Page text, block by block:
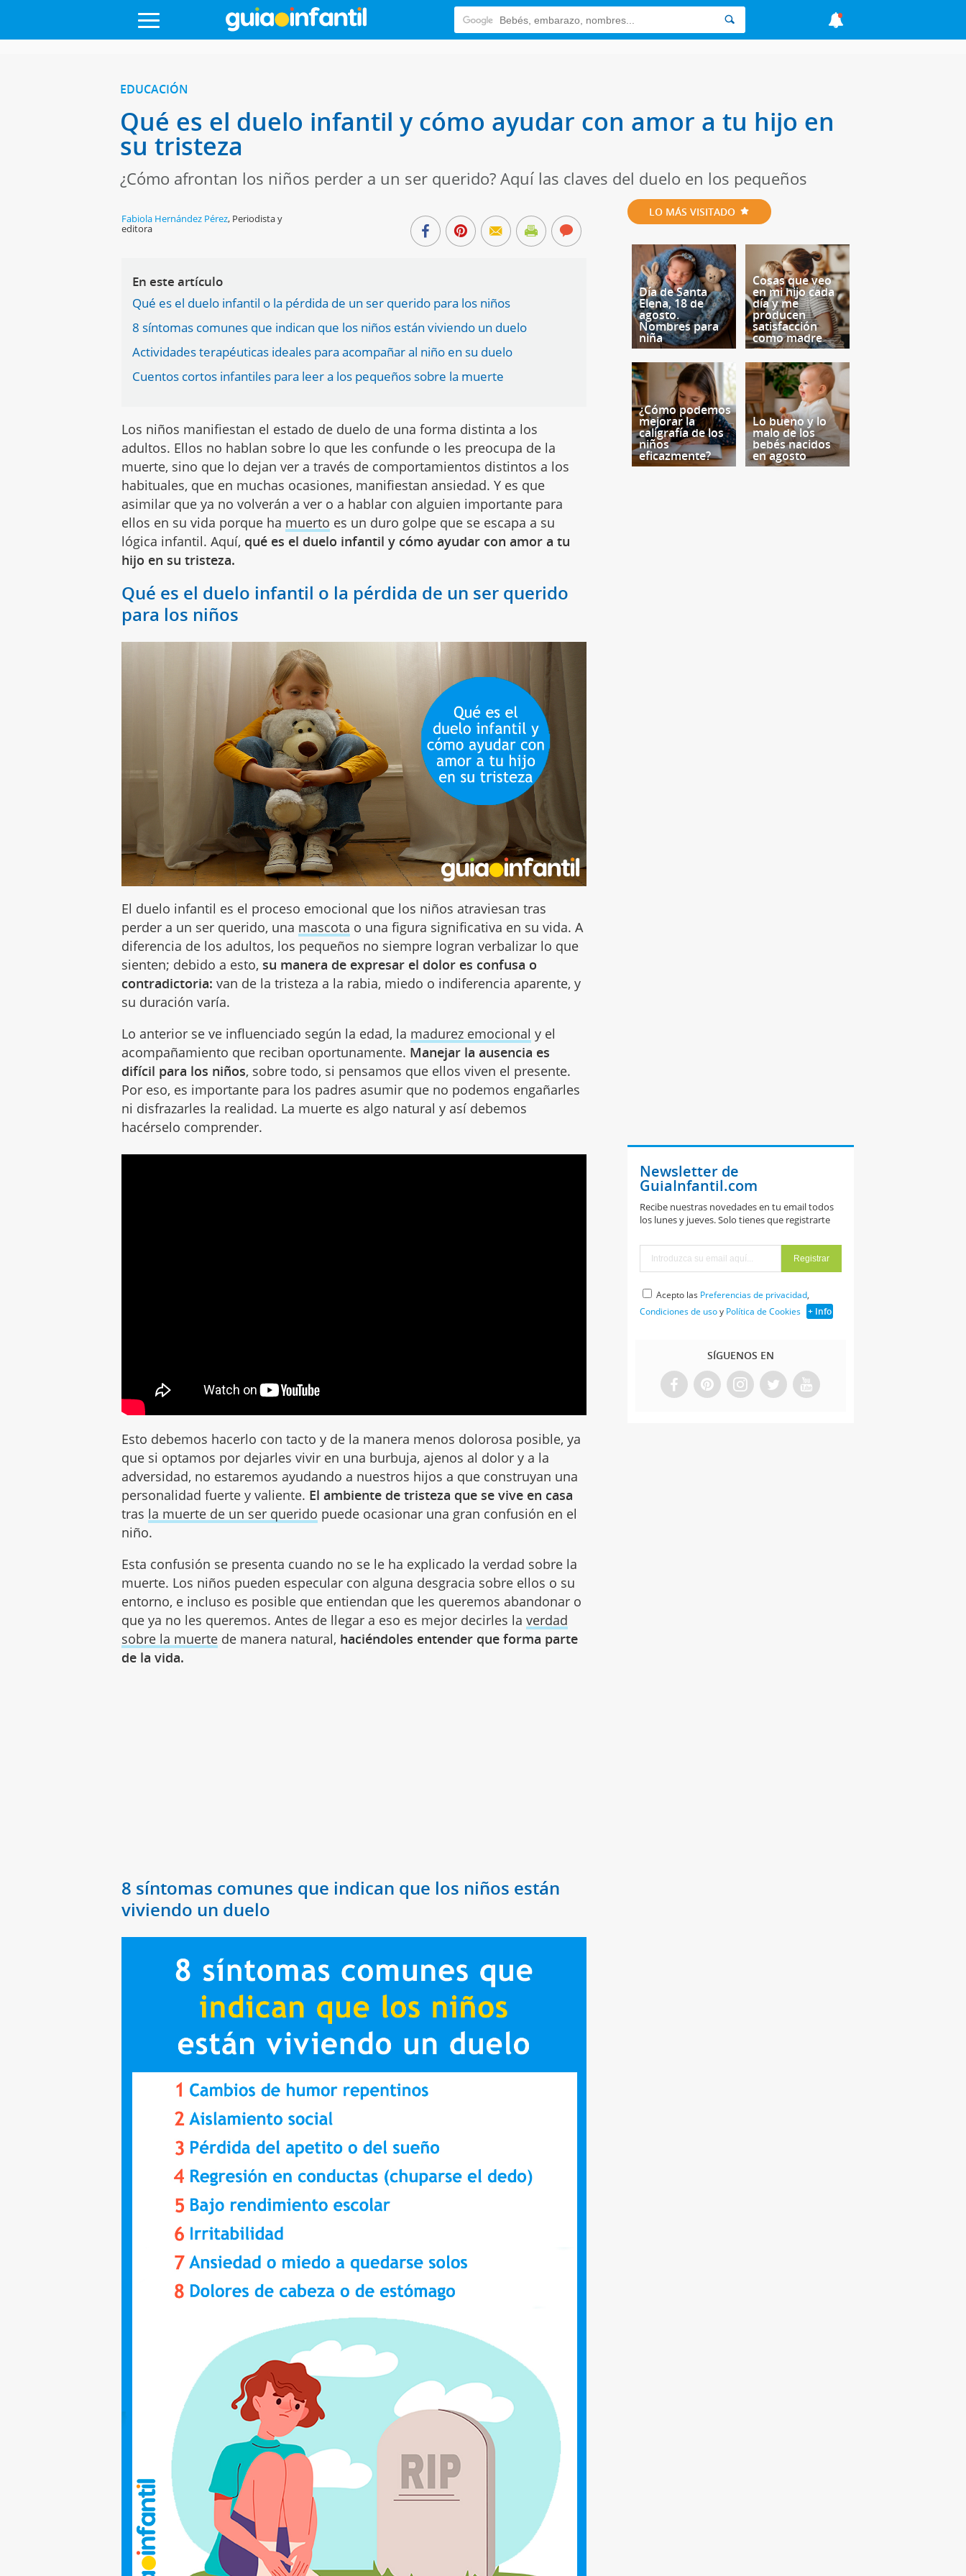
EDUCACIÓN
Qué es el duelo infantil y cómo ayudar con amor a tu hijo en
su tristeza
¿Cómo afrontan los niños perder a un ser querido? Aquí las claves del duelo en los pequeños
Fabiola Hernández Pérez, Periodista y
editora
En este artículo
Qué es el duelo infantil o la pérdida de un ser querido para los niños
8 síntomas comunes que indican que los niños están viviendo un duelo
Actividades terapéuticas ideales para acompañar al niño en su duelo
Cuentos cortos infantiles para leer a los pequeños sobre la muerte
Los niños manifiestan el estado de duelo de una forma distinta a los
adultos. Ellos no hablan sobre lo que les confunde o les preocupa de la
muerte, sino que lo dejan ver a través de comportamientos distintos a los
habituales, que en muchas ocasiones, manifiestan ansiedad. Y es que
asimilar que ya no volverán a ver o a hablar con alguien importante para
ellos en su vida porque ha muerto es un duro golpe que se escapa a su
lógica infantil. Aquí, qué es el duelo infantil y cómo ayudar con amor a tu
hijo en su tristeza.
Qué es el duelo infantil o la pérdida de un ser querido
para los niños
El duelo infantil es el proceso emocional que los niños atraviesan tras
perder a un ser querido, una mascota o una figura significativa en su vida. A
diferencia de los adultos, los pequeños no siempre logran verbalizar lo que
sienten; debido a esto,su manera de expresar el dolor es confusa o
contradictoria: van de la tristeza a la rabia, miedo o indiferencia aparente, y
su duración varía.
Lo anterior se ve influenciado según la edad, la madurez emocional y el
acompañamiento que reciban oportunamente. Manejar la ausencia es
difícil para los niños, sobre todo, si pensamos que ellos viven el presente.
Por eso, es importante para los padres asumir que no podemos engañarles
ni disfrazarles la realidad. La muerte es algo natural y así debemos
hacérselo comprender.
Esto debemos hacerlo con tacto y de la manera menos dolorosa posible, ya
que si optamos por dejarles vivir en una burbuja, ajenos al dolor y a la
adversidad, no estaremos ayudando a nuestros hijos a que construyan una
personalidad fuerte y valiente. El ambiente de tristeza que se vive en casa
tras la muerte de un ser querido puede ocasionar una gran confusión en el
niño.
Esta confusión se presenta cuando no se le ha explicado la verdad sobre la
muerte. Los niños pueden especular con alguna desgracia sobre ellos o su
entorno, e incluso es posible que entiendan que les queremos abandonar o
que ya no les queremos. Antes de llegar a eso es mejor decirles laverdad
sobre la muerte de manera natural, haciéndoles entender que forma parte
de la vida.
8 síntomas comunes que indican que los niños están
viviendo un duelo
LO MÁS VISITADO
Día de Santa
Elena, 18 de
agosto.
Nombres para
niña
Cosas que veo
en mi hijo cada
día y me
producen
satisfacción
como madre
¿Cómo podemos
mejorar la
caligrafía de los
niños
eficazmente?
Lo bueno y lo
malo de los
bebés nacidos
en agosto
Newsletter de
GuiaInfantil.com
Recibe nuestras novedades en tu email todos
los lunes y jueves. Solo tienes que registrarte
Acepto las Preferencias de privacidad,
Condiciones de usoy Política de Cookies + Info
SÍGUENOS EN